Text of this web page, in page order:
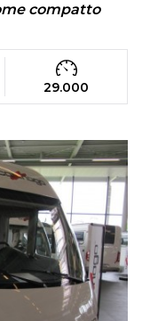
compatto
29.000